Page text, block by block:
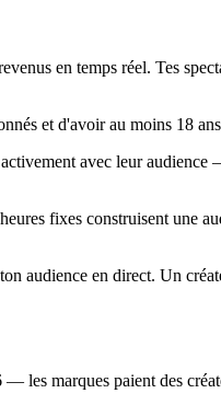
en temps réel. Tes
et d'avoir au moins 18
avec leur
fixes construisent
audience en direct. Un
les marques paient des